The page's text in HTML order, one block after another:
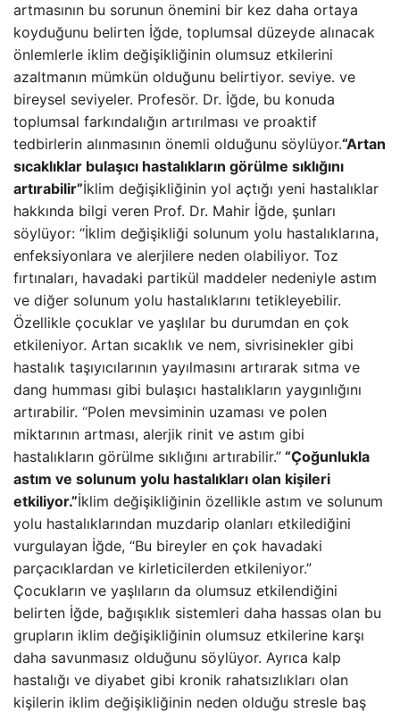
artmasının bu sorunun önemini bir kez daha ortaya
koyduğunu belirten İğde, toplumsal düzeyde alınacak
önlemlerle iklim değişikliğinin olumsuz etkilerini
azaltmanın mümkün olduğunu belirtiyor. seviye. ve
bireysel seviyeler. Profesör. Dr. İğde, bu konuda
toplumsal farkındalığın artırılması ve proaktif
tedbirlerin alınmasının önemli olduğunu söylüyor.“Artan
sıcaklıklar bulaşıcı hastalıkların görülme sıklığını
artırabilir”İklim değişikliğinin yol açtığı yeni hastalıklar
hakkında bilgi veren Prof. Dr. Mahir İğde, şunları
söylüyor: “İklim değişikliği solunum yolu hastalıklarına,
enfeksiyonlara ve alerjilere neden olabiliyor. Toz
fırtınaları, havadaki partikül maddeler nedeniyle astım
ve diğer solunum yolu hastalıklarını tetikleyebilir.
Özellikle çocuklar ve yaşlılar bu durumdan en çok
etkileniyor. Artan sıcaklık ve nem, sivrisinekler gibi
hastalık taşıyıcılarının yayılmasını artırarak sıtma ve
dang humması gibi bulaşıcı hastalıkların yaygınlığını
artırabilir. “Polen mevsiminin uzaması ve polen
miktarının artması, alerjik rinit ve astım gibi
hastalıkların görülme sıklığını artırabilir.” “Çoğunlukla
astım ve solunum yolu hastalıkları olan kişileri
etkiliyor.”İklim değişikliğinin özellikle astım ve solunum
yolu hastalıklarından muzdarip olanları etkilediğini
vurgulayan İğde, “Bu bireyler en çok havadaki
parçacıklardan ve kirleticilerden etkileniyor.”
Çocukların ve yaşlıların da olumsuz etkilendiğini
belirten İğde, bağışıklık sistemleri daha hassas olan bu
grupların iklim değişikliğinin olumsuz etkilerine karşı
daha savunmasız olduğunu söylüyor. Ayrıca kalp
hastalığı ve diyabet gibi kronik rahatsızlıkları olan
kişilerin iklim değişikliğinin neden olduğu stresle baş